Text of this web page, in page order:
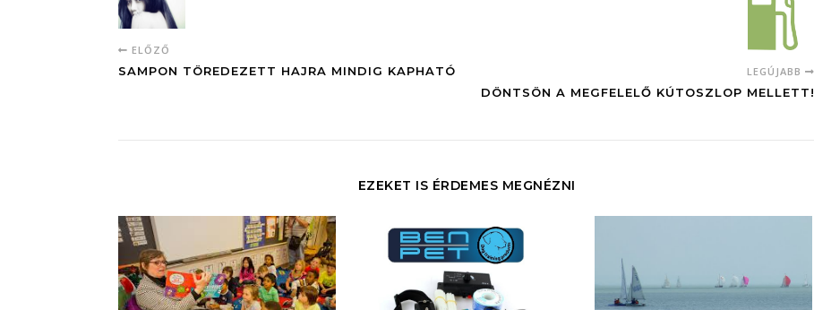
ELŐZŐ
SAMPON TÖREDEZETT HAJRA MINDIG KAPHATÓ LEGÚJABB
DÖNTSÖN A MEGFELELŐ KÚTOSZLOP MELLETT!
EZEKET IS ÉRDEMES MEGNÉZNI